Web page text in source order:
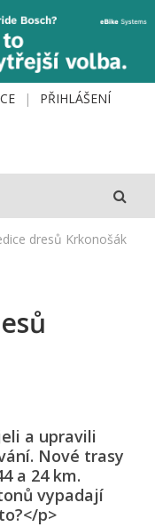
PŘIHLÁŠENÍ
dresů Krkonošák
a upravili
Nové trasy
a 24 km.
vypadají
p>